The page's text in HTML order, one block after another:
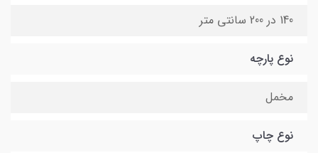
140 در 200 سانتی متر
نوع پارچه
مخمل
نوع چاپ